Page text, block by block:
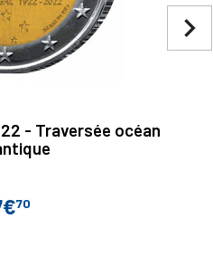
- Traversée océan
70
navigate_next